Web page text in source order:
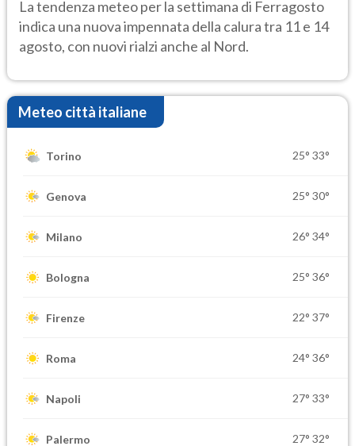
La tendenza meteo per la settimana di Ferragosto
indica una nuova impennata della calura tra 11 e 14
agosto, con nuovi rialzi anche al Nord.
Meteo città italiane
Torino 25° 33°
Genova 25° 30°
Milano 26° 34°
Bologna 25° 36°
Firenze 22° 37°
Roma 24° 36°
Napoli 27° 33°
Palermo 27° 32°